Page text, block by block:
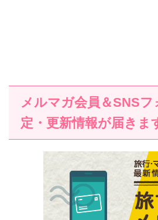
メルマガ会員＆SNSフ
定・更新情報が届きま